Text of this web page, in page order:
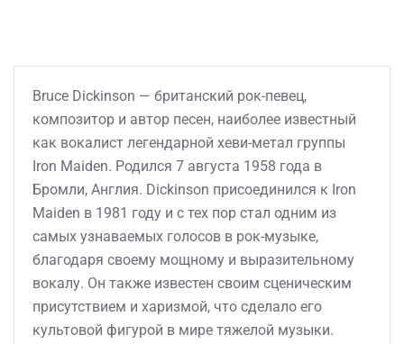
Bruce Dickinson — британский рок-певец,
композитор и автор песен, наиболее известный
как вокалист легендарной хеви-метал группы
Iron Maiden. Родился 7 августа 1958 года в
Бромли, Англия. Dickinson присоединился к Iron
Maiden в 1981 году и с тех пор стал одним из
самых узнаваемых голосов в рок-музыке,
благодаря своему мощному и выразительному
вокалу. Он также известен своим сценическим
присутствием и харизмой, что сделало его
культовой фигурой в мире тяжелой музыки.